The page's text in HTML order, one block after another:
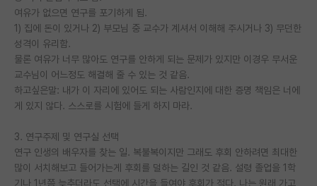
반도체/AI 게시판
장학금/장학생 게시판
학술 정보 게시판
홍보 게시판
커리어
유학교육
여유가 없으면 연구를 포기하게 됨.
1) 집에 돈이 있거나 2) 부모님 중 교수가 계셔서 이해해 주시거나 3) 무던한
성격이 유리함.
물론 여유가 너무 많아도 연구를 안하게 되는 문제가 있지만 이경우 무서운
교수님이 어느정도 해결해 줄 수 있는 것 같음.
하고싶은말: 내가 이 자리에 있어도 되는 사람인지에 대한 증명 책임은 너에
게 있지 않다. 스스로를 시험에 들게 하지 마라.
3. 연구주제 및 연구실 선택
연구 인생의 배우자를 찾는 일. 복불복이지만 그래도 후회 안하려면 최대한
많이 서치해보고 들어가는게 후회를 덜하는 길인 것 같음. 설령 졸업을 1학
기나 1년쯤 늦추더라도 선택에 시간을 들여야 후회가 적다. 나는 원래 가고